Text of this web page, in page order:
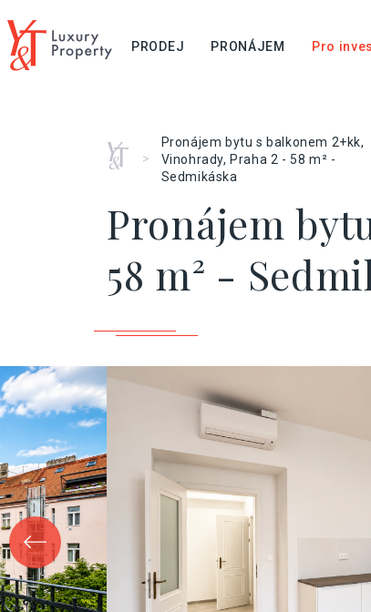
PRODEJ PRONÁJEM Pro
Home
>
Pronájem bytu s balkonem 2+kk,
Vinohrady, Praha 2 - 58 m² -
Sedmikáska
Pronájem
58 m² -